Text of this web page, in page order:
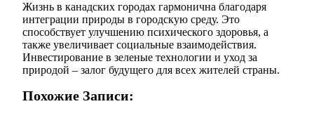
Жизнь в канадских городах гармонична благодаря
интеграции природы в городскую среду. Это
способствует улучшению психического здоровья, а
также увеличивает социальные взаимодействия.
Инвестирование в зеленые технологии и уход за
природой – залог будущего для всех жителей страны.
Похожие Записи: